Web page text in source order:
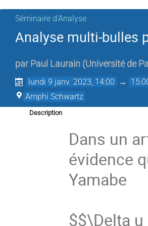
Séminaire d'Analyse
Analyse multi-bulles
par Paul Laurain (Université de
lundi 9 janv. 2023, 14:00 →
Amphi Schwartz
Description
Dans un
évidence
Yamabe
$$\Delta u